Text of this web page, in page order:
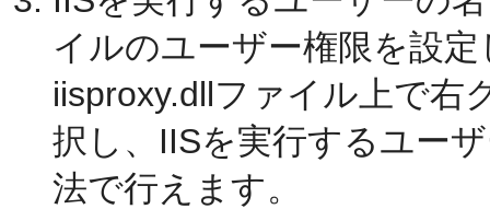
イルのユーザー権限を設
iisproxy.dllファイル上で右
択し、IISを実行するユー
法で行えます。